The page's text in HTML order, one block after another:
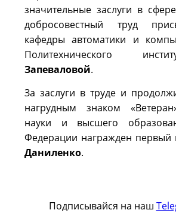
значительные заслуги в
добросовестный труд
кафедры автоматики и
Политехнического
Запеваловой.
За заслуги в труде и
нагрудным знаком
науки и высшего
Федерации награжден первый
Даниленко.
Подписывайся на наш